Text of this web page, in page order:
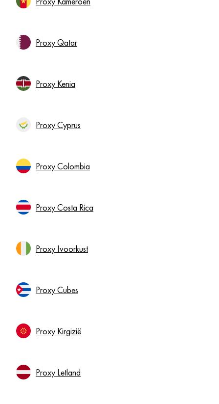
Proxy Qatar
Proxy Kenia
Proxy Cyprus
Proxy Colombia
Proxy Costa Rica
Proxy Ivoorkust
Proxy Cubes
Proxy Kirgizië
Proxy Letland